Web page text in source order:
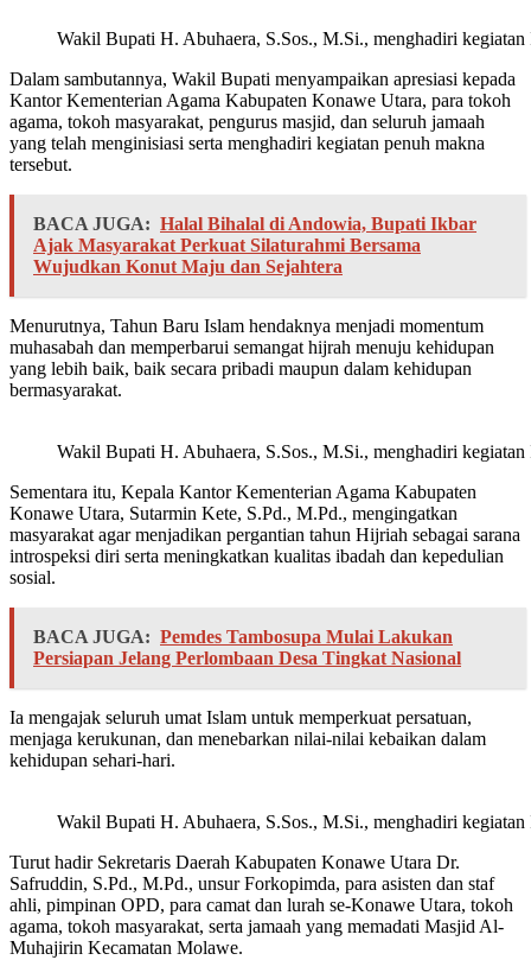
Wakil Bupati H. Abuhaera, S.Sos., M.Si., menghadiri
Dalam sambutannya, Wakil Bupati menyampaikan apresiasi kepada
Kantor Kementerian Agama Kabupaten Konawe Utara, para tokoh
agama, tokoh masyarakat, pengurus masjid, dan seluruh jamaah
yang telah menginisiasi serta menghadiri kegiatan penuh makna
tersebut.
BACA JUGA: Halal Bihalal di Andowia, Bupati Ikbar
Ajak Masyarakat Perkuat Silaturahmi Bersama
Wujudkan Konut Maju dan Sejahtera
Menurutnya, Tahun Baru Islam hendaknya menjadi momentum
muhasabah dan memperbarui semangat hijrah menuju kehidupan
yang lebih baik, baik secara pribadi maupun dalam kehidupan
bermasyarakat.
Wakil Bupati H. Abuhaera, S.Sos., M.Si., menghadiri
Sementara itu, Kepala Kantor Kementerian Agama Kabupaten
Konawe Utara, Sutarmin Kete, S.Pd., M.Pd., mengingatkan
masyarakat agar menjadikan pergantian tahun Hijriah sebagai sarana
introspeksi diri serta meningkatkan kualitas ibadah dan kepedulian
sosial.
BACA JUGA: Pemdes Tambosupa Mulai Lakukan
Persiapan Jelang Perlombaan Desa Tingkat Nasional
Ia mengajak seluruh umat Islam untuk memperkuat persatuan,
menjaga kerukunan, dan menebarkan nilai-nilai kebaikan dalam
kehidupan sehari-hari.
Wakil Bupati H. Abuhaera, S.Sos., M.Si., menghadiri
Turut hadir Sekretaris Daerah Kabupaten Konawe Utara Dr.
Safruddin, S.Pd., M.Pd., unsur Forkopimda, para asisten dan staf
ahli, pimpinan OPD, para camat dan lurah se-Konawe Utara, tokoh
agama, tokoh masyarakat, serta jamaah yang memadati Masjid Al-
Muhajirin Kecamatan Molawe.